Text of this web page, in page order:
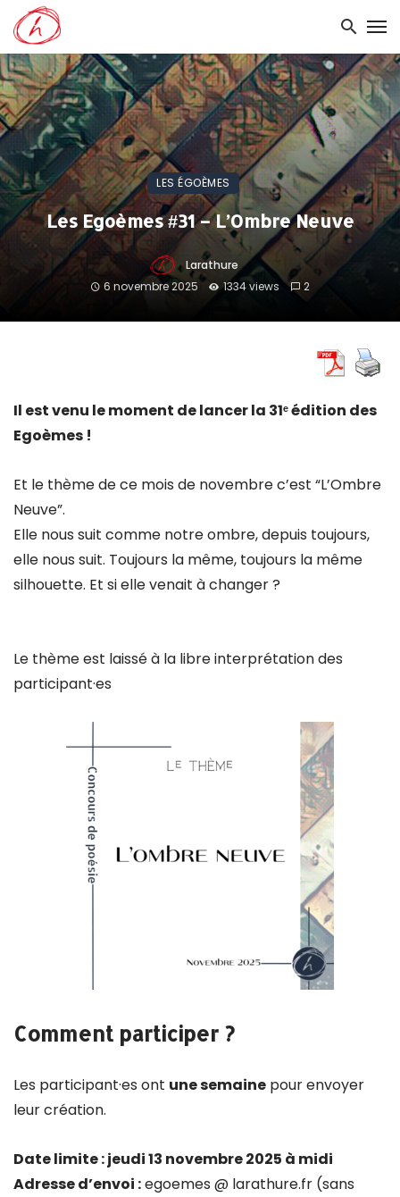
LES ÉGOÈMES
Les Egoèmes #31 – L’Ombre Neuve
Larathure
6 novembre 2025
1334 views 2
Il est venu le moment de lancer la 31ᵉ édition des
Egoèmes !
Et le thème de ce mois de novembre c’est “L’Ombre
Neuve”.
Elle nous suit comme notre ombre, depuis toujours,
elle nous suit. Toujours la même, toujours la même
silhouette. Et si elle venait à changer ?
Le thème est laissé à la libre interprétation des
participant·es
Comment participer ?
Les participant·es ont une semaine pour envoyer
leur création.
Date limite : jeudi 13 novembre 2025 à midi
Adresse d’envoi :egoemes @ larathure.fr (sans